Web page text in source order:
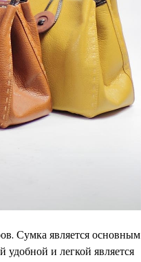
Сумка является основным
и легкой является